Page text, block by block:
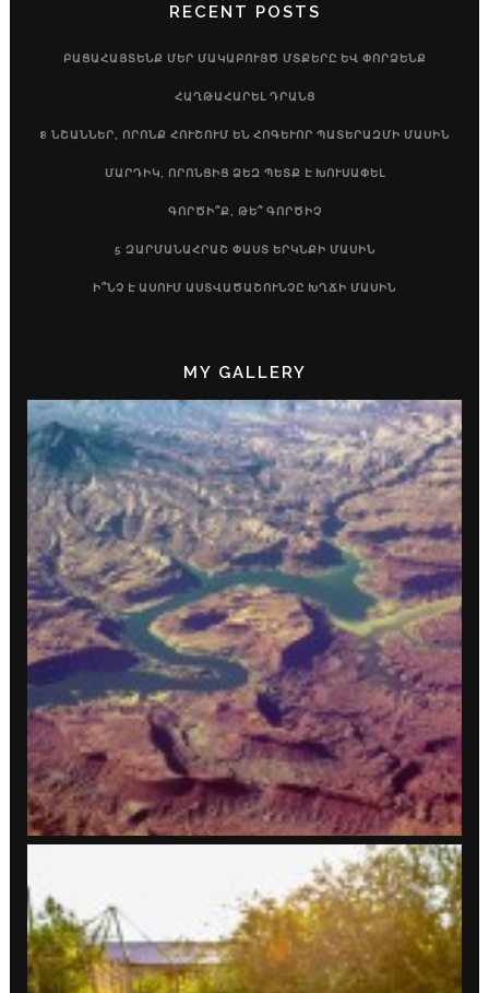
RECENT POSTS
ԲԱՑԱՀԱՅՏԵՆՔ ՄԵՐ ՄԱԿԱԲՈՒՅԾ ՄՏՔԵՐԸ ԵՎ ՓՈՐՁԵՆՔ
ՀԱՂԹԱՀԱՐԵԼ ԴՐԱՆՑ
8 ՆՇԱՆՆԵՐ, ՈՐՈՆՔ ՀՈՒՇՈՒՄ ԵՆ ՀՈԳԵՒՈՐ ՊԱՏԵՐԱԶՄԻ ՄԱՍԻՆ
ՄԱՐԴԻԿ, ՈՐՈՆՑԻՑ ՁԵԶ ՊԵՏՔ Է ԽՈՒՍԱՓԵԼ
ԳՈՐԾԻ՞Ք, ԹԵ՞ ԳՈՐԾԻՉ
5 ԶԱՐՄԱՆԱՀՐԱՇ ՓԱՍՏ ԵՐԿՆՔԻ ՄԱՍԻՆ
Ի՞ՆՉ Է ԱՍՈՒՄ ԱՍՏՎԱԾԱՇՈՒՆՉԸ ԽՂՃԻ ՄԱՍԻՆ
MY GALLERY